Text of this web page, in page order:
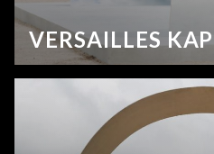
VERSAILLES